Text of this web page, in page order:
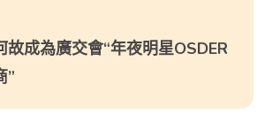
故成為廣交會“年夜明星OSDER
”